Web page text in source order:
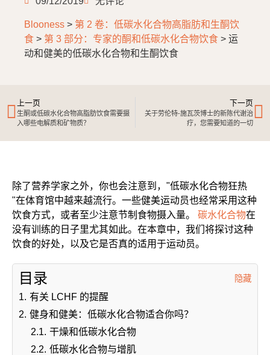
Blooness > 第 2 卷：低碳水化合物高脂肪和生酮饮
食 > 第 3 部分：专家的酮和低碳水化合物饮食 > 运
动和健美的低碳水化合物和生酮饮食
上一页
生酮或低碳水化合物高脂肪饮食需要摄
入哪些电解质和矿物质？
下一页
关于劳伦特-施瓦茨博士的新陈代谢治
疗，您需要知道的一切
除了营养学家之外，你也会注意到，"低碳水化合物狂热
"在体育馆中越来越流行。一些健美运动员也经常采用这种
饮食方式，或者至少注意节制食物摄入量。 碳水化合物在
没有训练的日子里尤其如此。在本章中，我们将探讨这种
饮食的好处，以及它是否真的适用于运动员。
目录 隐藏
1. 有关 LCHF 的提醒
2. 健身和健美：低碳水化合物适合你吗？
2.1. 干燥和低碳水化合物
2.2. 低碳水化合物与增肌